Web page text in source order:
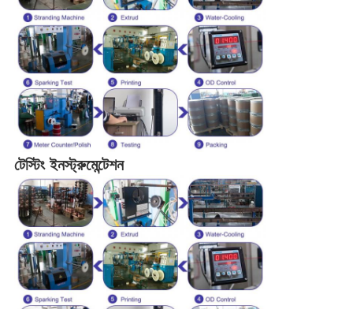
টেস্টিং ইনস্ট্রুমেন্টেশন